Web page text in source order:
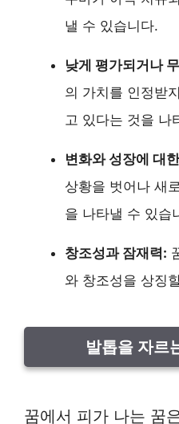
낼 수 있습니다.
낮게 평가되거나
의 가치를 인정받
고 있다는 것을 나
변화와 성장에 대
상황을 벗어나 새
을 나타낼 수 있습
창조성과 잠재력:
와 창조성을 상징
발톱을 자르
꿈에서 피가 나는 꿈